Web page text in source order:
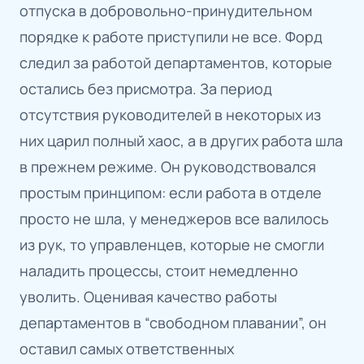
отпуска в добровольно-принудительном
порядке к работе приступили не все. Форд
следил за работой департаментов, которые
остались без присмотра. За период
отсутствия руководителей в некоторых из
них царил полный хаос, а в других работа шла
в прежнем режиме. Он руководствовался
простым принципом: если работа в отделе
просто не шла, у менеджеров все валилось
из рук, то управленцев, которые не смогли
наладить процессы, стоит немедленно
уволить. Оценивая качество работы
департаментов в “свободном плавании”, он
оставил самых ответственных